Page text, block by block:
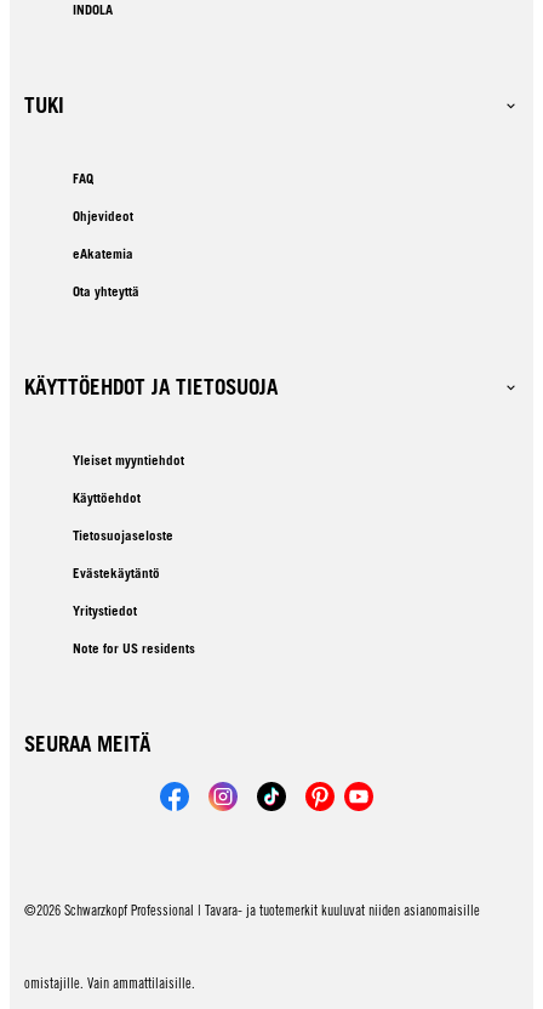
INDOLA
TUKI
FAQ
Ohjevideot
eAkatemia
Ota yhteyttä
KÄYTTÖEHDOT JA TIETOSUOJA
Yleiset myyntiehdot
Käyttöehdot
Tietosuojaseloste
Evästekäytäntö
Yritystiedot
Note for US residents
SEURAA MEITÄ
©2026 Schwarzkopf Professional | Tavara- ja tuotemerkit kuuluvat niiden asianomaisille
omistajille. Vain ammattilaisille.